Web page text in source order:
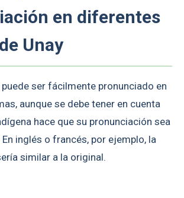
en diferentes
Unay
puede ser fácilmente pronunciado en
aunque se debe tener en cuenta
hace que su pronunciación sea
inglés o francés, por ejemplo, la
similar a la original.